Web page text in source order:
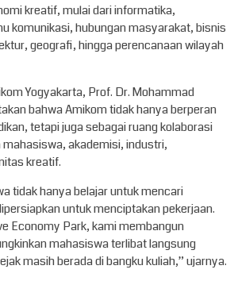
kreatif, mulai dari informatika,
komunikasi, hubungan masyarakat, bisnis
geografi, hingga perencanaan wilayah
Yogyakarta, Prof. Dr. Mohammad
bahwa Amikom tidak hanya berperan
tetapi juga sebagai ruang kolaborasi
akademisi, industri,
kreatif.
tidak hanya belajar untuk mencari
untuk menciptakan pekerjaan.
Economy Park, kami membangun
mahasiswa terlibat langsung
masih berada di bangku kuliah,” ujarnya.